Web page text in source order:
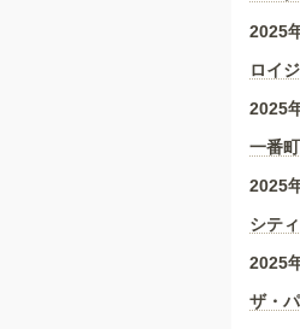
2025
ロイ
2025
一番
2025
シテ
2025
ザ・